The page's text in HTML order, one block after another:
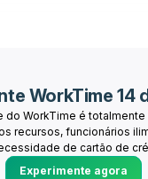
WorkTime 14
do WorkTime é totalmente
recursos, funcionários
de cartão de
Experimente agora